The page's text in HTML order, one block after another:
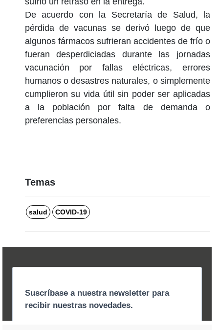
De acuerdo con la Secretaría de Salud, la
pérdida de vacunas se derivó luego de que
algunos fármacos sufrieran accidentes de frío o
fueran desperdiciadas durante las jornadas
vacunación por fallas eléctricas, errores
humanos o desastres naturales, o simplemente
cumplieron su vida útil sin poder ser aplicadas
a la población por falta de demanda o
preferencias personales.
Temas
salud COVID-19